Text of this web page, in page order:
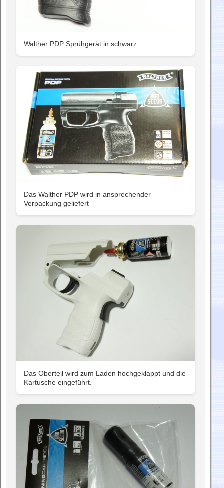
Walther PDP Sprühgerät in schwarz
Das Walther PDP wird in ansprechender
Verpackung geliefert
Das Oberteil wird zum Laden hochgeklappt und die
Kartusche eingeführt.